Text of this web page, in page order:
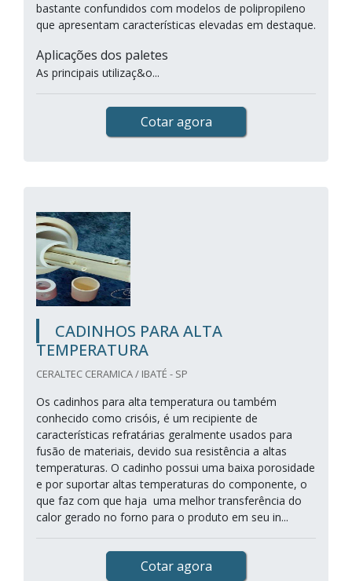
bastante confundidos com modelos de polipropileno
que apresentam características elevadas em destaque.
Aplicações dos paletes
As principais utilizaç&o...
Cotar agora
CADINHOS PARA ALTA
TEMPERATURA
CERALTEC CERAMICA / IBATÉ - SP
Os cadinhos para alta temperatura ou também
conhecido como crisóis, é um recipiente de
características refratárias geralmente usados para
fusão de materiais, devido sua resistência a altas
temperaturas. O cadinho possui uma baixa porosidade
e por suportar altas temperaturas do componente, o
que faz com que haja uma melhor transferência do
calor gerado no forno para o produto em seu in...
Cotar agora